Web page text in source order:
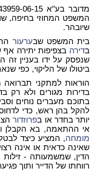
מדובר בע"א 43959-06-15
המשפט המחוזי בחיפה,
שיובהר.
בית המשפט שבערעור
בדירה בצפיפות יתירה אף
שנפסק על ידו בעניין
ביטולו של הליקוי, כפי
בדירות מגורים ולא רק
בתוכם מעברים נוחים
להקל בהן ראש, כדי
יותר בחדר או בפרוזדור
אי ההתאמה, בא הקבלן
מומחה, המציע כיצד
שאינה כדאית או אינה
הדין, שמשמעותה - זילות
רווחתו של הדייר ותוך